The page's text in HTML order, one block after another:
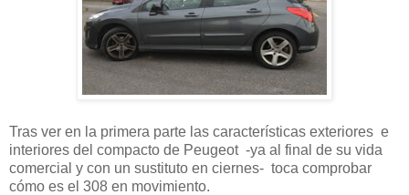
Tras ver en la primera parte las características exteriores e
interiores del compacto de Peugeot -ya al final de su vida
comercial y con un sustituto en ciernes- toca comprobar
cómo es el 308 en movimiento.